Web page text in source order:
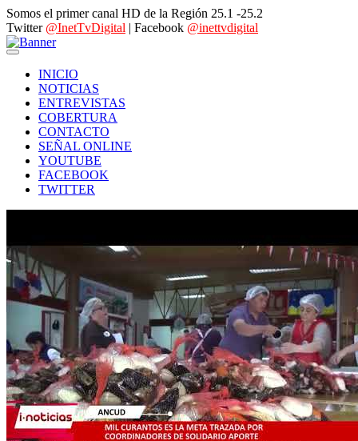
Somos el primer canal HD de la Región 25.1 -25.2
Twitter @InetTvDigital | Facebook @inettvdigital
INICIO
NOTICIAS
ENTREVISTAS
COBERTURA
CONTACTO
SEÑAL ONLINE
YOUTUBE
FACEBOOK
TWITTER